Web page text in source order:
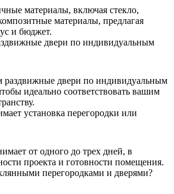
материалы, включая стекло,
материалы, предлагая
и бюджет.
двери по индивидуальным
раздвижные двери по индивидуальным
идеально соответствовать вашим
установка перегородки или
от одного до трех дней, в
проекта и готовности помещения.
перегородками и дверями?